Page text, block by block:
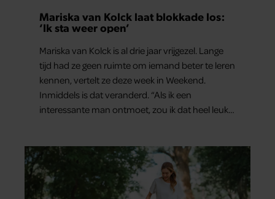
Mariska van Kolck laat blokkade los:
‘Ik sta weer open’
Mariska van Kolck is al drie jaar vrijgezel. Lange
tijd had ze geen ruimte om iemand beter te leren
kennen, vertelt ze deze week in Weekend.
Inmiddels is dat veranderd. “Als ik een
interessante man ontmoet, zou ik dat heel leuk